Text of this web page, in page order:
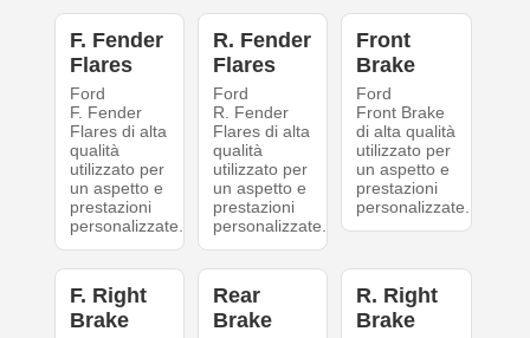
F. Fender
Flares
Ford
F. Fender
Flares di alta
qualità
utilizzato per
un aspetto e
prestazioni
personalizzate.
R. Fender
Flares
Ford
R. Fender
Flares di alta
qualità
utilizzato per
un aspetto e
prestazioni
personalizzate.
Front
Brake
Ford
Front Brake
di alta qualità
utilizzato per
un aspetto e
prestazioni
personalizzate.
F. Right
Brake
Rear
Brake
R. Right
Brake